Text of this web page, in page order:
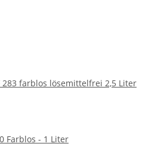
farblos lösemittelfrei 2,5 Liter